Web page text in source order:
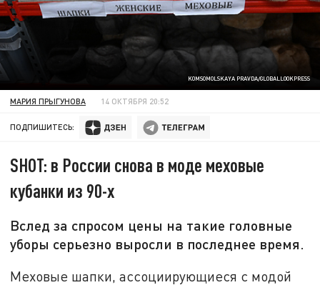
KOMSOMOLSKAYA PRAVDA/GLOBALLOOKPRESS
МАРИЯ ПРЫГУНОВА 14 ОКТЯБРЯ 20:52
ПОДПИШИТЕСЬ:
SHOT: в России снова в моде меховые
кубанки из 90-х
Вслед за спросом цены на такие головные
уборы серьезно выросли в последнее время.
Меховые шапки, ассоциирующиеся с модой